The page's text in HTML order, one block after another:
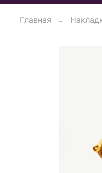
Главная